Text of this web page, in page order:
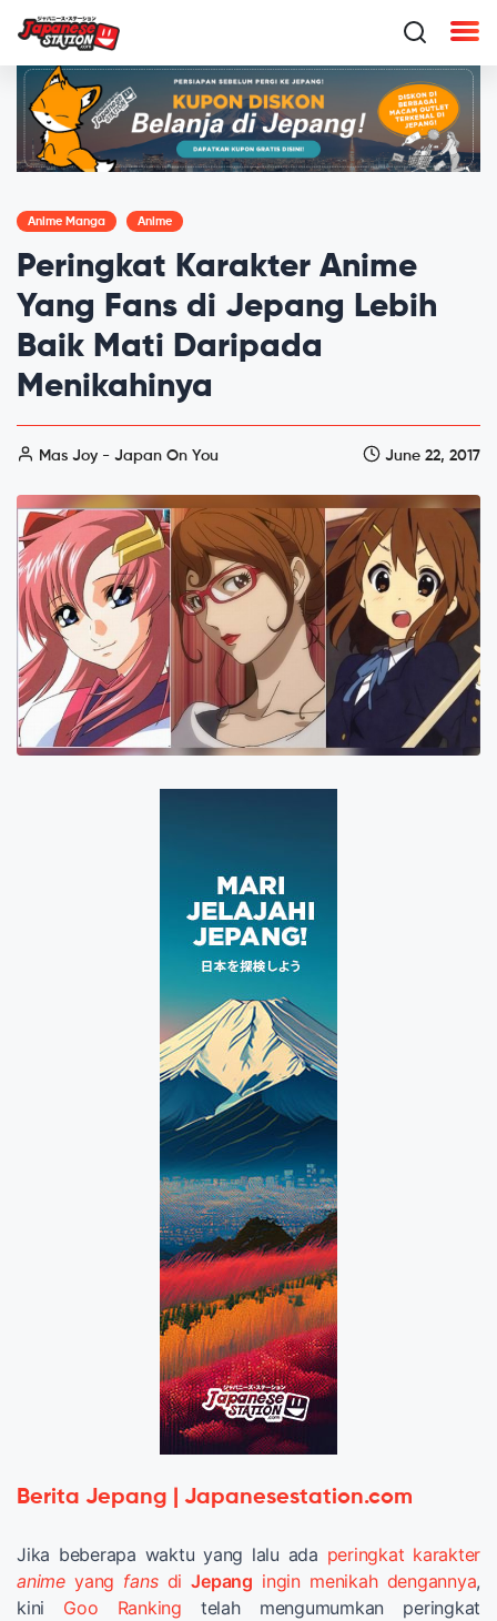
Anime Manga Anime
Peringkat Karakter Anime
Yang Fans di Jepang Lebih
Baik Mati Daripada
Menikahinya
Mas Joy - Japan On You June 22, 2017
Berita Jepang | Japanesestation.com
Jika beberapa waktu yang lalu ada peringkat karakter
animeyang fansdiJepang ingin menikah dengannya,
kini Goo Ranking telah mengumumkan peringkat